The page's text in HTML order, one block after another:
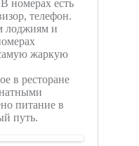
номерах есть
телефон.
лоджиям и
жаркую
в ресторане
питание в
путь.